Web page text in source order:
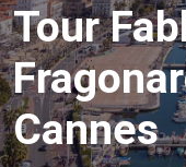
Tour
Cannes